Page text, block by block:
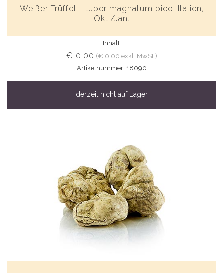
Weißer Trüffel - tuber magnatum pico, Italien,
Okt./Jan.
Inhalt:
€ 0,00 (€ 0,00 exkl. MwSt.)
Artikelnummer: 18090
derzeit nicht auf Lager